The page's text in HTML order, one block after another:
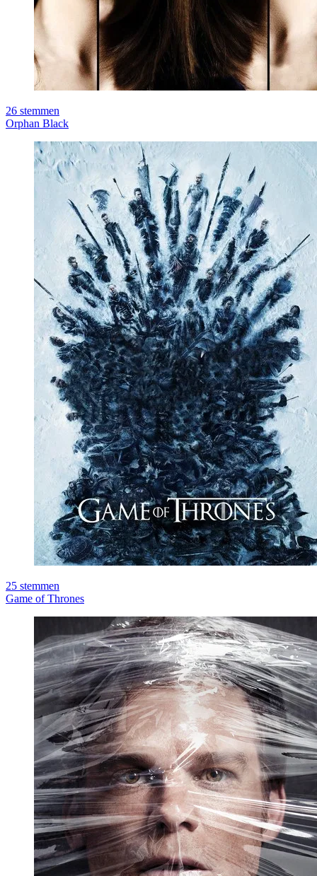
26 stemmen
Orphan Black
25 stemmen
Game of Thrones